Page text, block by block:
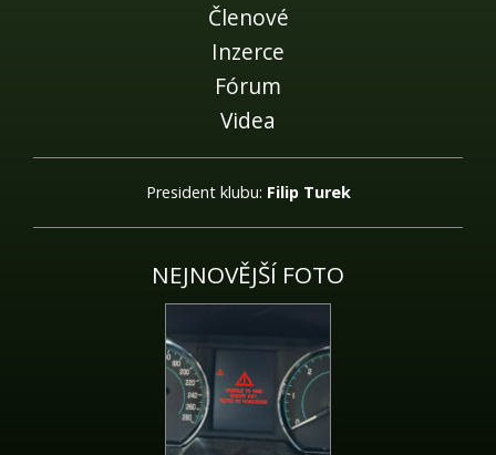
Členové
Inzerce
Fórum
Videa
President klubu: Filip Turek
NEJNOVĚJŠÍ FOTO